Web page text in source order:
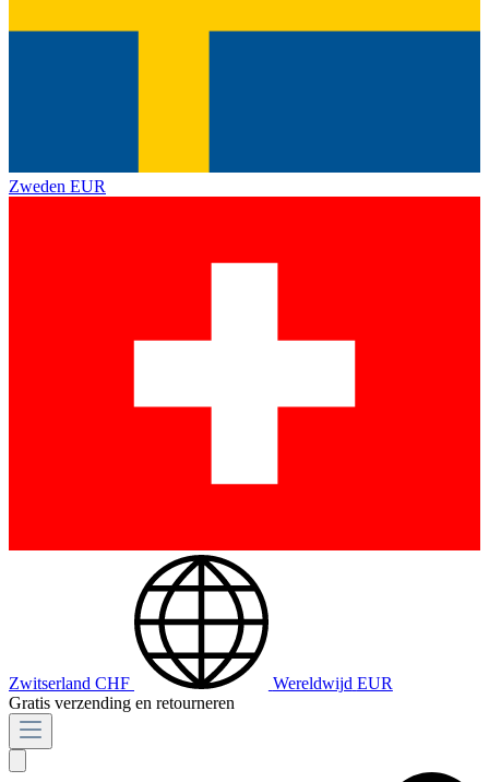
Zweden EUR
Zwitserland CHF Wereldwijd EUR
Gratis verzending en retourneren